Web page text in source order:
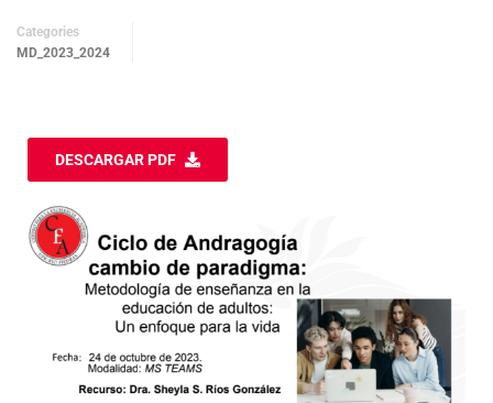
Categories
MD_2023_2024
DESCARGAR PDF